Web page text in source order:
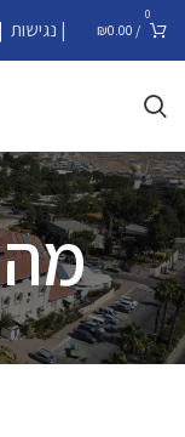
0
/
₪0.00 | נגישות